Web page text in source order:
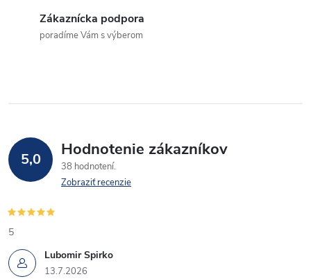
i
p
r
v
k
y
Zákaznícka podpora
poradíme Vám s výberom
5,0 Hodnotenie zákazníkov
38 hodnotení
Zobraziť recenzie
Lubomir Spirko
13.7.2026
5